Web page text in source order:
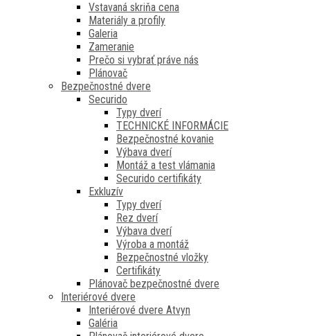
Vstavaná skriňa cena
Materiály a profily
Galeria
Zameranie
Prečo si vybrať práve nás
Plánovač
Bezpečnostné dvere
Securido
Typy dverí
TECHNICKÉ INFORMÁCIE
Bezpečnostné kovanie
Výbava dverí
Montáž a test vlámania
Securido certifikáty
Exkluzív
Typy dverí
Rez dverí
Výbava dverí
Výroba a montáž
Bezpečnostné vložky
Certifikáty
Plánovač bezpečnostné dvere
Interiérové dvere
Interiérové dvere Atvyn
Galéria